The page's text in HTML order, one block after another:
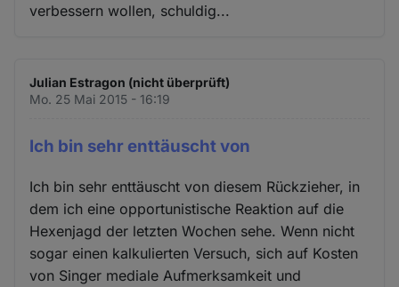
verbessern wollen, schuldig...
Julian Estragon (nicht überprüft)
Mo. 25 Mai 2015 - 16:19
Ich bin sehr enttäuscht von
Ich bin sehr enttäuscht von diesem Rückzieher, in
dem ich eine opportunistische Reaktion auf die
Hexenjagd der letzten Wochen sehe. Wenn nicht
sogar einen kalkulierten Versuch, sich auf Kosten
von Singer mediale Aufmerksamkeit und